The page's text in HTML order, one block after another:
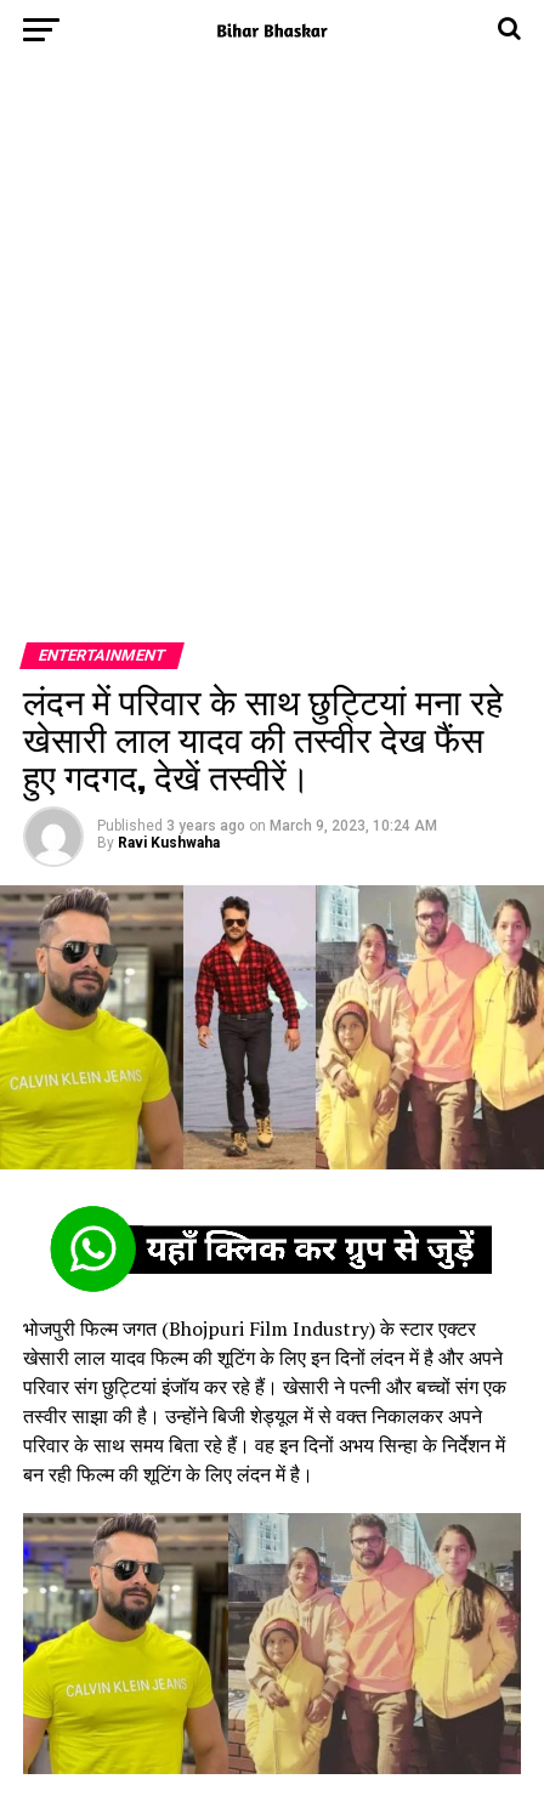
ENTERTAINMENT
लंदन में परिवार के साथ छुट्टियां मना रहे
खेसारी लाल यादव की तस्वीर देख फैंस
हुए गदगद, देखें तस्वीरें।
Published 3 years ago on March 9, 2023, 10:24 AM
By Ravi Kushwaha
भोजपुरी फिल्म जगत (Bhojpuri Film Industry) के स्टार एक्टर
खेसारी लाल यादव फिल्म की शूटिंग के लिए इन दिनों लंदन में है और अपने
परिवार संग छुट्टियां इंजॉय कर रहे हैं। खेसारी ने पत्नी और बच्चों संग एक
तस्वीर साझा की है। उन्होंने बिजी शेड्यूल में से वक्त निकालकर अपने
परिवार के साथ समय बिता रहे हैं। वह इन दिनों अभय सिन्हा के निर्देशन में
बन रही फिल्म की शूटिंग के लिए लंदन में है।